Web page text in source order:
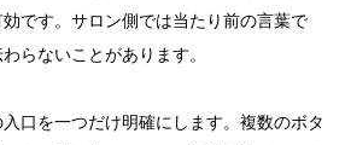
です。サロン側では当たり前の言葉で
らないことがあります。
口を一つだけ明確にします。複数のボタ